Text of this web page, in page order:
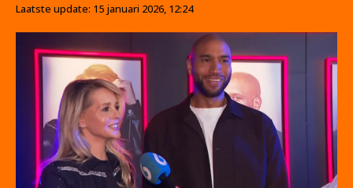
Laatste update: 15 januari 2026, 12:24